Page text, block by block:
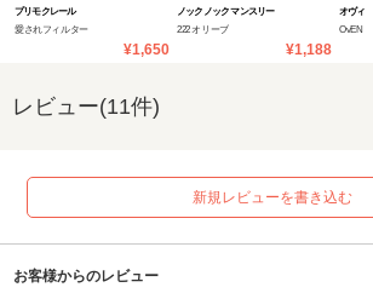
プリモクレール
愛されフィルター
¥1,650
ノックノック マンスリー
222 オリーブ
¥1,188
オヴィ
OvEN
レビュー(11件)
新規レビューを書き込む
お客様からのレビュー